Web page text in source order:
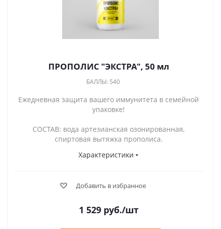
ПРОПОЛИС "ЭКСТРА", 50 мл
БАЛЛЫ: 540
Ежедневная защита вашего иммунитета в семейной
упаковке!
СОСТАВ: вода артезианская озонированная,
спиртовая вытяжка прополиса.
Характеристики
Добавить в избранное
1 529 руб./шт